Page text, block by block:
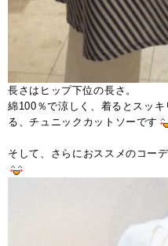
長さはヒップ下位の長さ。
綿100％で涼しく、着るとスッ
る、チュニックカットソーです
そして、さらにおススメのコー